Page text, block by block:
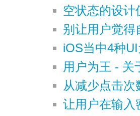
空状态的设计
别让用户觉得
iOS当中4种
用户为王 - 关
从减少点击次
让用户在输入